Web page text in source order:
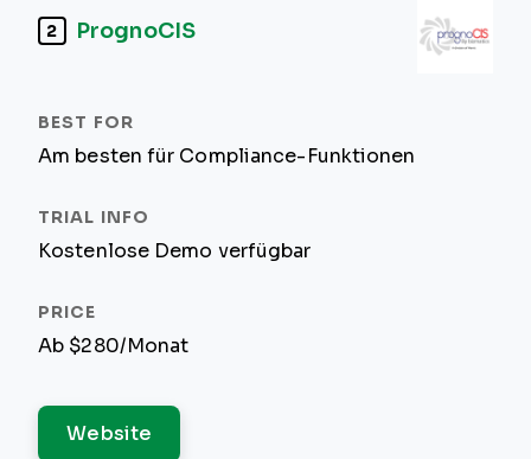
2 PrognoCIS
Am besten für Compliance-Funktionen
Kostenlose Demo verfügbar
Ab $280/Monat
Website